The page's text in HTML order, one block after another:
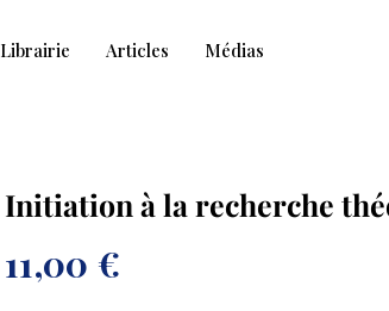
Librairie Articles Médias
Initiation à la recherche
11,00 €